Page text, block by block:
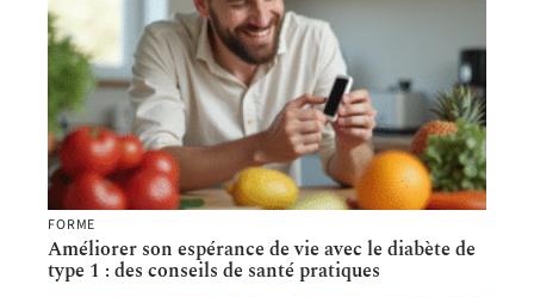
FORME
Améliorer son espérance de vie avec le diabète de
type 1 : des conseils de santé pratiques